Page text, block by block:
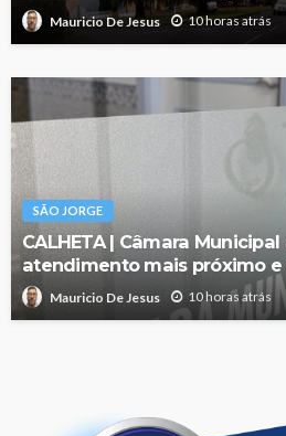
Mauricio De Jesus 10 horas atrás
SÃO JORGE
CALHETA | Câmara
atendimento mais próximo
Mauricio De Jesus 10 horas atrás